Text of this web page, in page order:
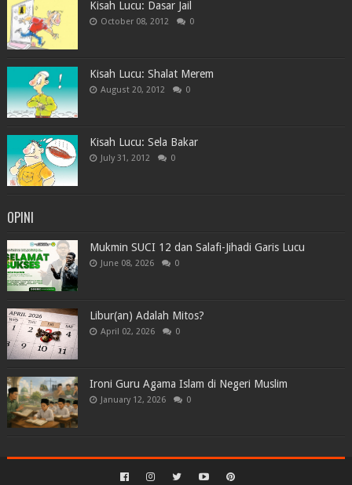
Kisah Lucu: Dasar Jail
October 08, 2012 0
Kisah Lucu: Shalat Merem
August 20, 2012 0
Kisah Lucu: Sela Bakar
July 31, 2012 0
OPINI
Mukmin SUCI 12 dan Salafi-Jihadi Garis Lucu
June 08, 2026 0
Libur(an) Adalah Mitos?
April 02, 2026 0
Ironi Guru Agama Islam di Negeri Muslim
January 12, 2026 0